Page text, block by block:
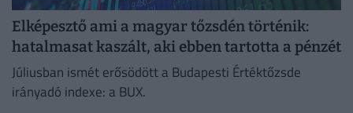
Elképesztő ami a magyar tőzsdén történik:
hatalmasat kaszált, aki ebben tartotta a pénzét
Júliusban ismét erősödött a Budapesti Értéktőzsde
irányadó indexe: a BUX.